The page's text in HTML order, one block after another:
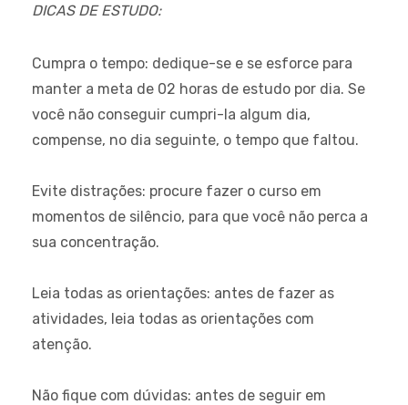
DICAS DE ESTUDO:
Cumpra o tempo: dedique-se e se esforce para
manter a meta de 02 horas de estudo por dia. Se
você não conseguir cumpri-la algum dia,
compense, no dia seguinte, o tempo que faltou.
Evite distrações: procure fazer o curso em
momentos de silêncio, para que você não perca a
sua concentração.
Leia todas as orientações: antes de fazer as
atividades, leia todas as orientações com
atenção.
Não fique com dúvidas: antes de seguir em